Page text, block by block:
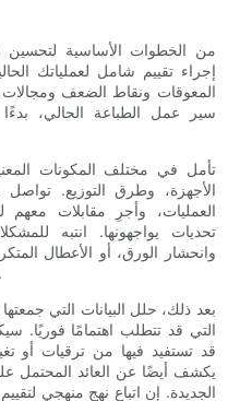
من الخطوات الأساسية لتحسين
إجراء تقييم شامل لعملياتك
المعوقات ونقاط الضعف
سير عمل الطباعة الحالي،
تأمل في مختلف المكونات
الأجهزة، وطرق التوزيع.
العمليات، وأجرِ مقابلات
تحديات يواجهونها. انتبه
وانحشار الورق، أو الأعطال
في تحديد العوائق التي تعيق الكفاءة.
بعد ذلك، حلل البيانات التي
التي قد تتطلب اهتمامًا فوريًا.
قد تستفيد فيها من ترقيات أو
يكشف أيضًا عن العائد المحتمل
الجديدة. إن اتباع نهج منهجي